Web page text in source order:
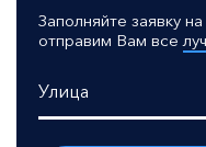
Заполняйте заявку
отправим Вам все
Улица